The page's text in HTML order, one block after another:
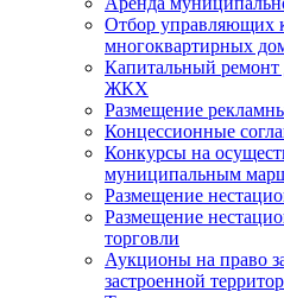
Отбор управляющих
многоквартирных
Капитальный ремонт
ЖКХ
Размещение
Концессионные
Конкурсы на
муниципальным
Размещение
Размещение
торговли
Аукционы на право
застроенной